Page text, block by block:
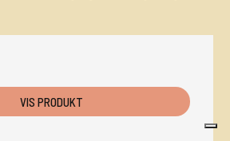
VIS PRODUKT